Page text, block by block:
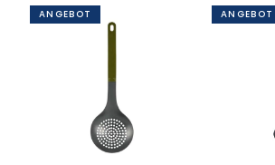
ANGEBOT ANGEBOT